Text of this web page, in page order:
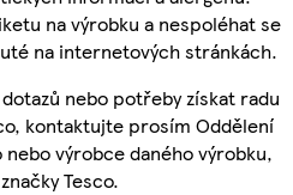
na výrobku a nespoléhat se
na internetových stránkách.
nebo potřeby získat radu
kontaktujte prosím Oddělení
nebo výrobce daného výrobku,
Tesco.